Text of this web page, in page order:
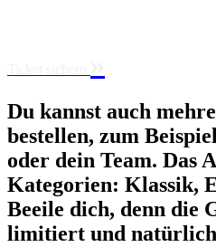
Du kannst auch
bestellen, zum
oder dein Team. Das
Kategorien: Klassik,
Beeile dich, denn die
limitiert und